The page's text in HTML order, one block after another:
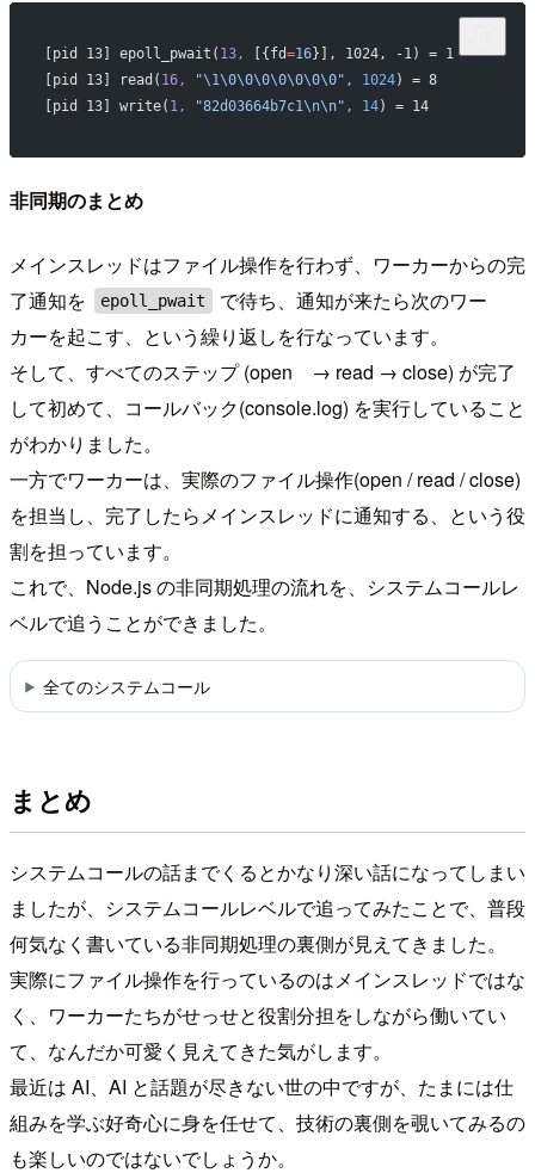
[pid 13] epoll_pwait( 13, [{fd=16}], 1024, -1) =
[pid 13] read( 16, "\1\0\0\0\0\0\0\0", 1024) =
[pid 13] write( 1, "82d03664b7c1\n\n", 14) =
非同期のまとめ
メインスレッドはファイル操作を行わず、ワーカーからの完
了通知を
epoll_pwait
で待ち、通知が来たら次のワー
カーを起こす、という繰り返しを行なっています。
そして、すべてのステップ (open → read → close) が完了
して初めて、コールバック(console.log) を実行していること
がわかりました。
一方でワーカーは、実際のファイル操作(open / read / close)
を担当し、完了したらメインスレッドに通知する、という役
割を担っています。
これで、Node.js の非同期処理の流れを、システムコールレ
ベルで追うことができました。
全てのシステムコール
まとめ
システムコールの話までくるとかなり深い話になってしまい
ましたが、システムコールレベルで追ってみたことで、普段
何気なく書いている非同期処理の裏側が見えてきました。
実際にファイル操作を行っているのはメインスレッドではな
く、ワーカーたちがせっせと役割分担をしながら働いてい
て、なんだか可愛く見えてきた気がします。
最近は AI、AI と話題が尽きない世の中ですが、たまには仕
組みを学ぶ好奇心に身を任せて、技術の裏側を覗いてみるの
も楽しいのではないでしょうか。